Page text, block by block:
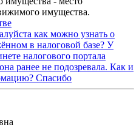
имущества.
как можно узнать о
в налоговой базе? У
налогового портала
ранее не подозревала. Как и
Спасибо